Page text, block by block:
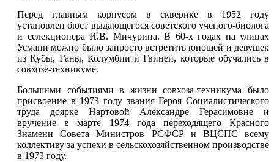
Перед главным корпусом в скверике в 1952 году
установлен бюст выдающегося советского учёного-биолога
и селекционера И.В. Мичурина. В 60-х годах на улицах
Усмани можно было запросто встретить юношей и девушек
из Кубы, Ганы, Колумбии и Гвинеи, которые обучались в
совхозе-техникуме.
Большими событиями в жизни совхоза-техникума было
присвоение в 1973 году звания Героя Социалистического
труда доярке Нартовой Александре Герасимовне и
вручение в марте 1974 года переходящего Красного
Знамени Совета Министров РСФСР и ВЦСПС всему
коллективу за успехи в сельскохозяйственном производстве
в 1973 году.